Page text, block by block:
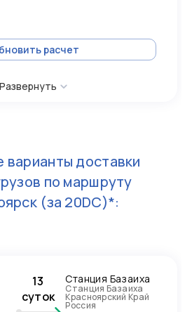
расчет
Развернуть
доставки
по маршруту
(за 20DC)*:
13
суток
Станция Базаиха
Станция Базаиха
Красноярский Край
Россия